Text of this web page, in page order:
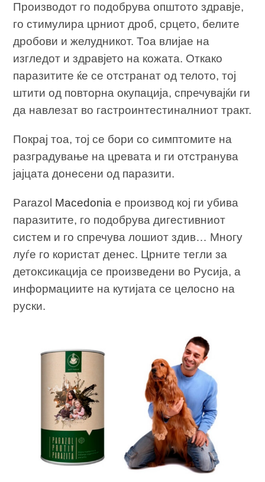
Производот го подобрува општото здравје,
го стимулира црниот дроб, срцето, белите
дробови и желудникот. Тоа влијае на
изгледот и здравјето на кожата. Откако
паразитите ќе се отстранат од телото, тој
штити од повторна окупација, спречувајќи ги
да навлезат во гастроинтестиналниот тракт.
Покрај тоа, тој се бори со симптомите на
разградување на цревата и ги отстранува
јајцата донесени од паразити.
Parazol Macedonia е производ кој ги убива
паразитите, го подобрува дигестивниот
систем и го спречува лошиот здив… Многу
луѓе го користат денес. Црните тегли за
детоксикација се произведени во Русија, а
информациите на кутијата се целосно на
руски.